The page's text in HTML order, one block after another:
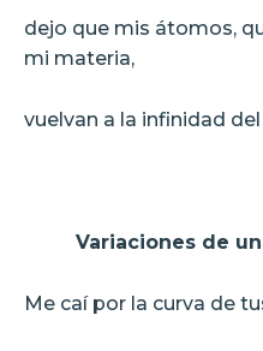
dejo que mis átomos,
mi materia,
vuelvan a la infinidad
Variaciones de
Me caí por la curva de